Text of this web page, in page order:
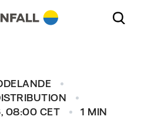
08:00 CET
1 MIN